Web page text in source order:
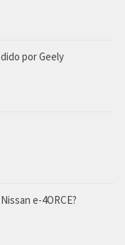
por Geely
e-4ORCE?